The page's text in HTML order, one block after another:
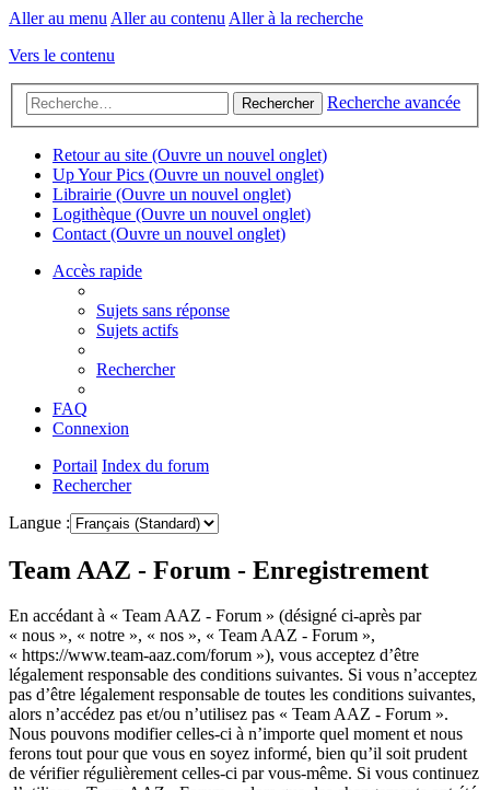
Aller au menu Aller au contenu Aller à la recherche
Vers le contenu
Rechercher Recherche avancée
Retour au site (Ouvre un nouvel onglet)
Up Your Pics (Ouvre un nouvel onglet)
Librairie (Ouvre un nouvel onglet)
Logithèque (Ouvre un nouvel onglet)
Contact (Ouvre un nouvel onglet)
Accès rapide
Sujets sans réponse
Sujets actifs
Rechercher
FAQ
Connexion
Portail Index du forum
Rechercher
Langue :
Team AAZ - Forum - Enregistrement
En accédant à « Team AAZ - Forum » (désigné ci-après par
« nous », « notre », « nos », « Team AAZ - Forum »,
« https://www.team-aaz.com/forum »), vous acceptez d’être
légalement responsable des conditions suivantes. Si vous n’acceptez
pas d’être légalement responsable de toutes les conditions suivantes,
alors n’accédez pas et/ou n’utilisez pas « Team AAZ - Forum ».
Nous pouvons modifier celles-ci à n’importe quel moment et nous
ferons tout pour que vous en soyez informé, bien qu’il soit prudent
de vérifier régulièrement celles-ci par vous-même. Si vous continuez